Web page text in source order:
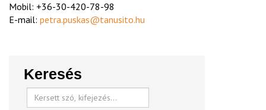
Mobil: +36-30-420-78-98
E-mail: petra.puskas@tanusito.hu
Keresés